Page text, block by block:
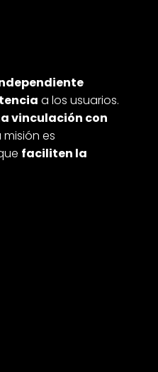
a los usuarios.
vinculación con
misión es
faciliten la